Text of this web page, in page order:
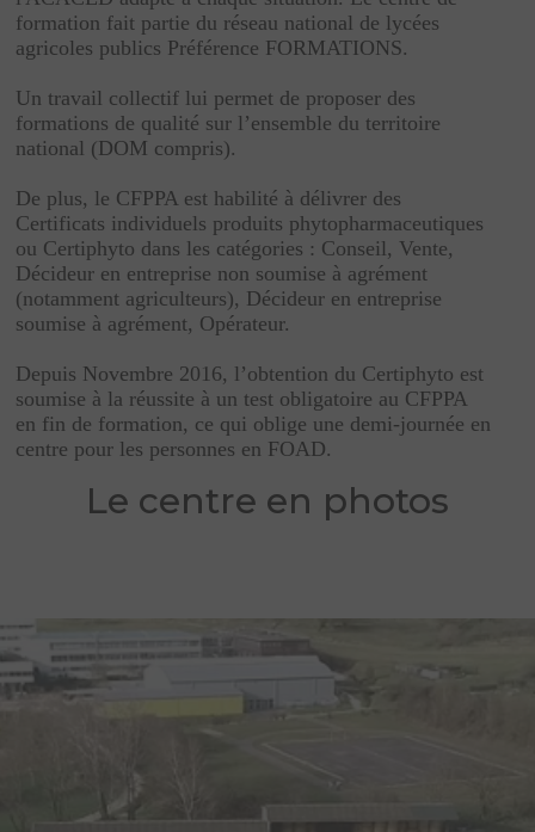
formation fait partie du réseau national de lycées
agricoles publics Préférence FORMATIONS.
Un travail collectif lui permet de proposer des
formations de qualité sur l’ensemble du territoire
national (DOM compris).
De plus, le CFPPA est habilité à délivrer des
Certificats individuels produits phytopharmaceutiques
ou Certiphyto dans les catégories : Conseil, Vente,
Décideur en entreprise non soumise à agrément
(notamment agriculteurs), Décideur en entreprise
soumise à agrément, Opérateur.
Depuis Novembre 2016, l’obtention du Certiphyto est
soumise à la réussite à un test obligatoire au CFPPA
en fin de formation, ce qui oblige une demi-journée en
centre pour les personnes en FOAD.
Le centre en photos